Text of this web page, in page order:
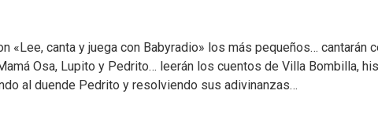
«Lee, canta y juega con Babyradio» los más pequeños… cantarán
Osa, Lupito y Pedrito… leerán los cuentos de Villa Bombilla,
al duende Pedrito y resolviendo sus adivinanzas…